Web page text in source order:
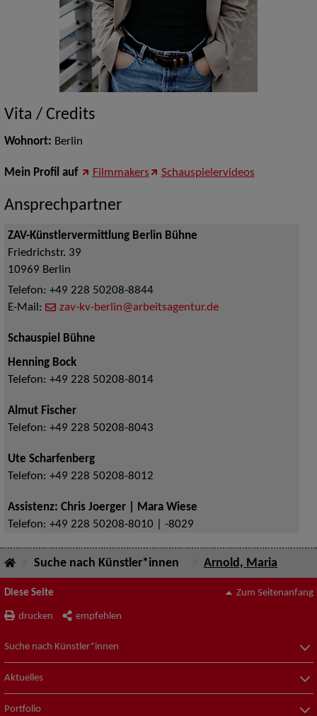
Vita / Credits
Wohnort: Berlin
Mein Profil auf Filmmakers Schauspielervideos
Ansprechpartner
ZAV-Künstlervermittlung Berlin Bühne
Friedrichstr. 39
10969 Berlin
Telefon: +49 228 50208-8844
E-Mail:
zav-kv-berlin@arbeitsagentur.de
Schauspiel Bühne
Henning Bock
Telefon: +49 228 50208-8014
Almut Fischer
Telefon: +49 228 50208-8043
Ute Scharfenberg
Telefon: +49 228 50208-8012
Assistenz: Chris Joerger | Mara Wiese
Telefon: +49 228 50208-8010 | -8029
Suche nach Künstler*innen Arnold, Maria
Diese Seite
drucken empfehlen
Zum Seitenanfang
Suche nach Künstler*innen
Aktuelles
Portfolio